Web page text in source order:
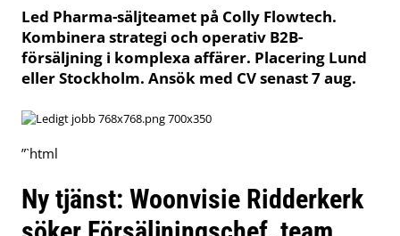
Led Pharma-säljteamet på Colly Flowtech.
Kombinera strategi och operativ B2B-
försäljning i komplexa affärer. Placering Lund
eller Stockholm. Ansök med CV senast 7 aug.
”`html
Ny tjänst: Woonvisie Ridderkerk